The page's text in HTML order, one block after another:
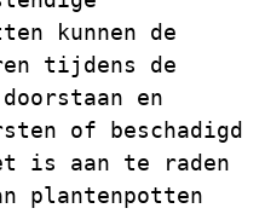
kunnen de
tijdens de
en
of beschadigd
is aan te raden
plantenpotten